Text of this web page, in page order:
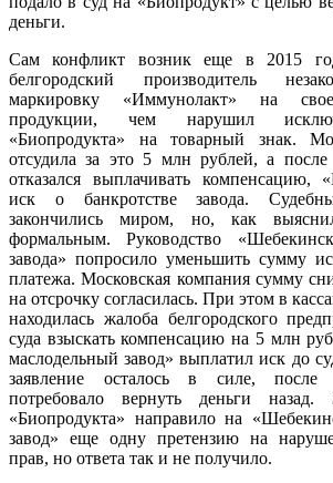
деньги.
Сам конфликт возник еще в 2015
белгородский производитель
маркировку «Иммунолакт» на
продукции, чем нарушил
«Биопродукта» на товарный знак.
отсудила за это 5 млн рублей, а после
отказался выплачивать компенсацию,
иск о банкротстве завода.
закончились миром, но, как
формальным. Руководство
завода» попросило уменьшить сумму
платежа. Московская компания сумму
на отсрочку согласилась. При этом в
находилась жалоба белгородского
суда взыскать компенсацию на 5 млн
маслодельный завод» выплатил иск до
заявление осталось в силе, после
потребовало вернуть деньги назад.
«Биопродукта» направило на
завод» еще одну претензию на
прав, но ответа так и не получило.